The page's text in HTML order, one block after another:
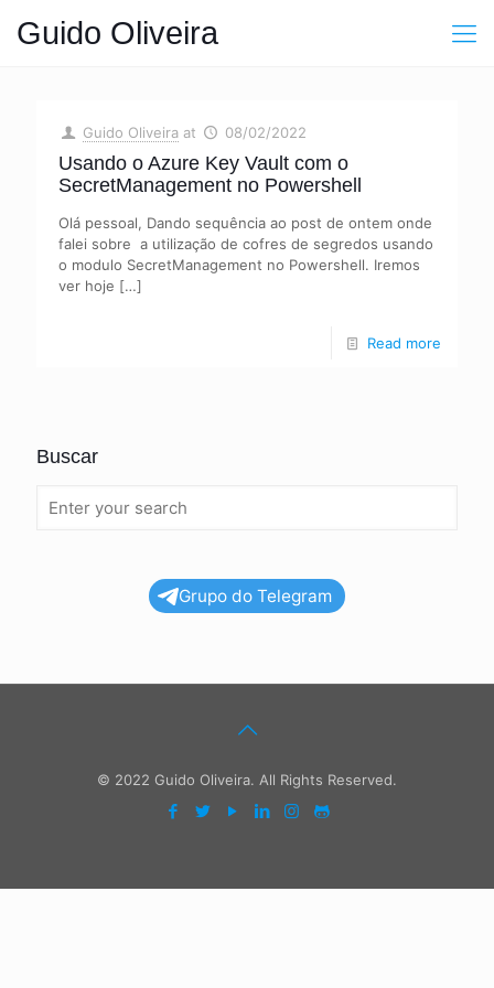
Guido Oliveira
Guido Oliveira at 08/02/2022
Usando o Azure Key Vault com o
SecretManagement no Powershell
Olá pessoal, Dando sequência ao post de ontem onde
falei sobre a utilização de cofres de segredos usando
o modulo SecretManagement no Powershell. Iremos
ver hoje […]
Read more
Buscar
Grupo do Telegram
© 2022 Guido Oliveira. All Rights Reserved.